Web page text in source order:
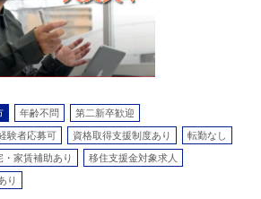
年齢不問 第二新卒歓迎
験者応募可 資格取得支援制度あり 転勤なし
・家賃補助あり 移住支援金対象求人
り